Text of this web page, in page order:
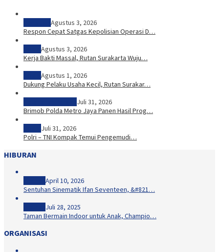
Agustus 3, 2026
Respon Cepat Satgas Kepolisian Operasi D…
Agustus 3, 2026
Kerja Bakti Massal, Rutan Surakarta Wuju…
Agustus 1, 2026
Dukung Pelaku Usaha Kecil, Rutan Surakar…
Juli 31, 2026
Brimob Polda Metro Jaya Panen Hasil Prog…
Juli 31, 2026
Polri – TNI Kompak Temui Pengemudi…
HIBURAN
April 10, 2026
Sentuhan Sinematik Ifan Seventeen, &#821…
Juli 28, 2025
Taman Bermain Indoor untuk Anak, Champio…
ORGANISASI